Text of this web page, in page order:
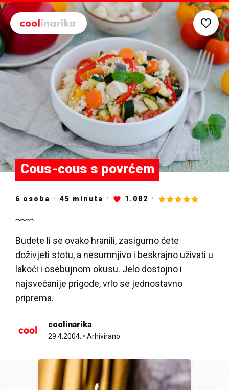
Preskoči na glavni sadržaj
Cous-cous s povrćem
6 osoba 45 minuta 1.082
Budete li se ovako hranili, zasigurno ćete
doživjeti stotu, a nesumnjivo i beskrajno uživati u
lakoći i osebujnom okusu. Jelo dostojno i
najsvečanije prigode, vrlo se jednostavno
priprema.
coolinarika
29.4.2004. • Arhivirano